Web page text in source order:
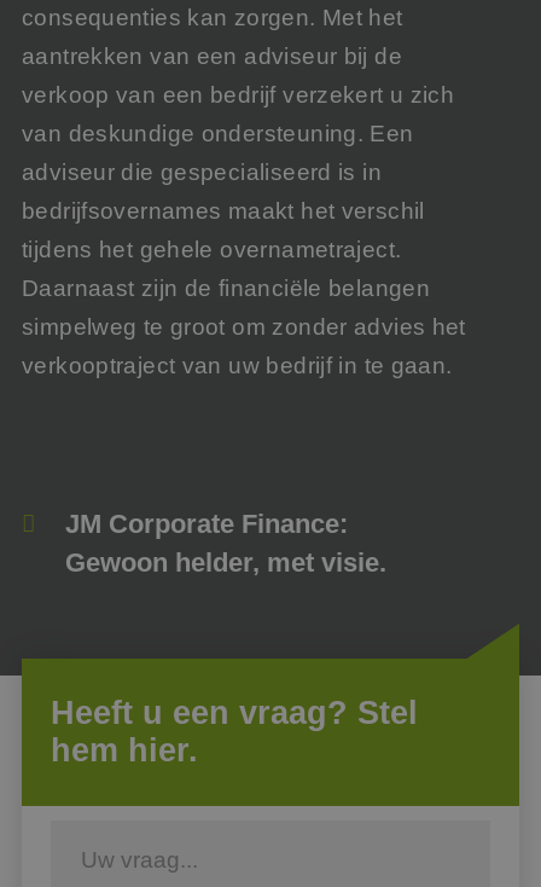
consequenties kan zorgen. Met het
aantrekken van een adviseur bij de
verkoop van een bedrijf verzekert u zich
van deskundige ondersteuning. Een
adviseur die gespecialiseerd is in
bedrijfsovernames maakt het verschil
tijdens het gehele overnametraject.
Daarnaast zijn de financiële belangen
simpelweg te groot om zonder advies het
verkooptraject van uw bedrijf in te gaan.
JM Corporate Finance:
Gewoon helder, met visie.
Heeft u een vraag? Stel
hem hier.